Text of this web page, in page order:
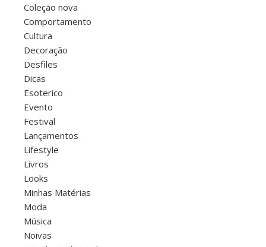
Coleção nova
Comportamento
Cultura
Decoração
Desfiles
Dicas
Esoterico
Evento
Festival
Lançamentos
Lifestyle
Livros
Looks
Minhas Matérias
Moda
Música
Noivas